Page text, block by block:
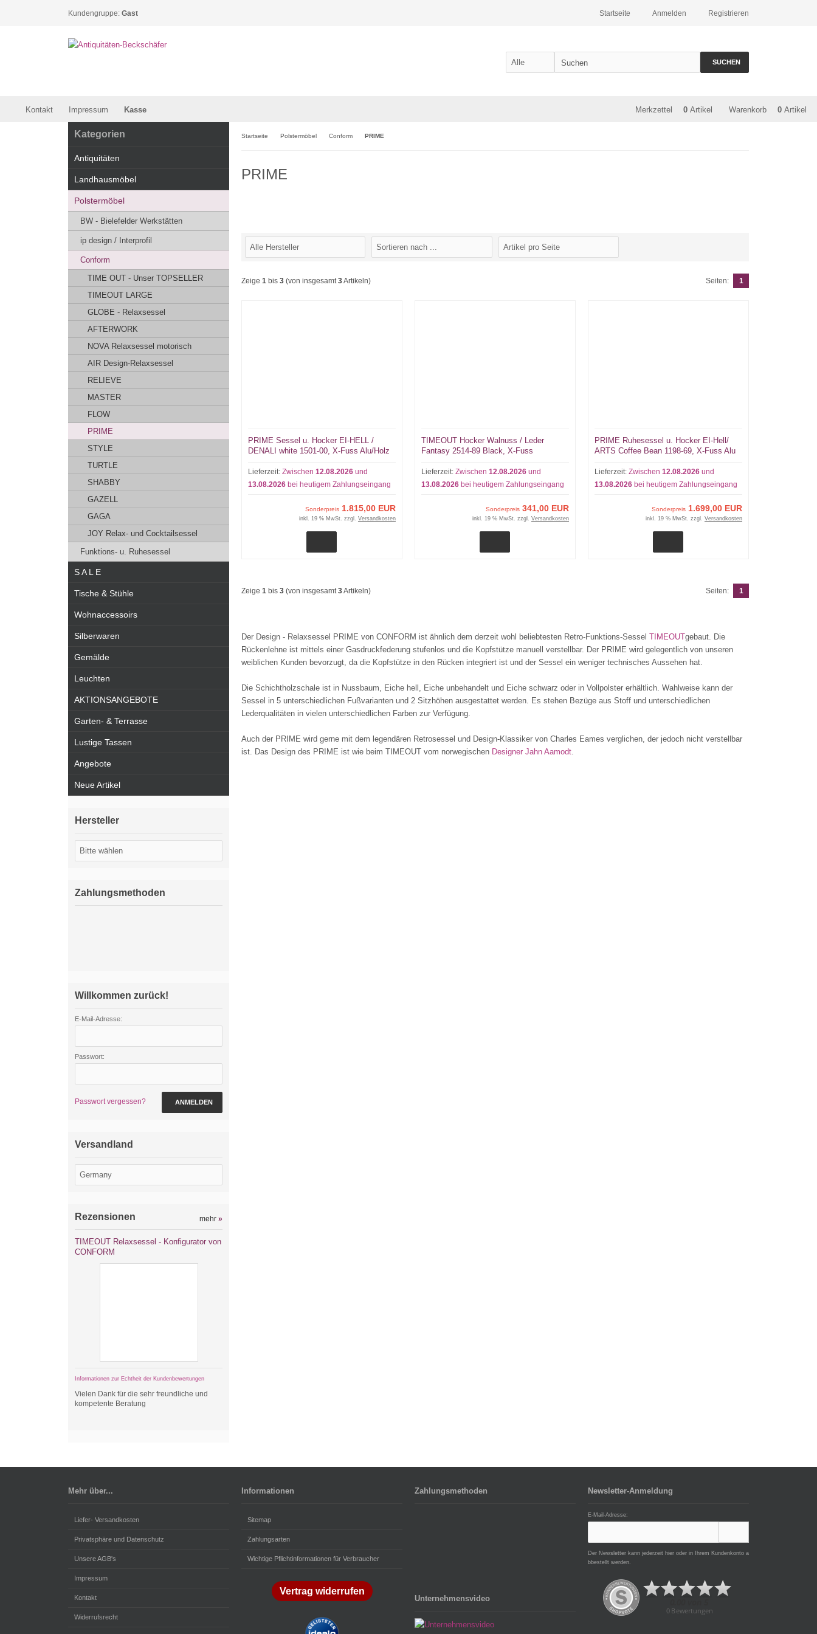
Kundengruppe: Gast Registrieren
Anmelden
Startseite
SUCHEN
Kontakt Impressum Kasse Warenkorb 0 Artikel
Merkzettel 0 Artikel
Startseite Polstermöbel Conform PRIME
PRIME
Zeige 1 bis 3 (von insgesamt3Artikeln) Seiten: 1
PRIME Sessel u. Hocker EI-HELL /
DENALI white 1501-00, X-Fuss Alu/Holz
Lieferzeit: Zwischen 12.08.2026 und
13.08.2026 bei heutigem Zahlungseingang
Sonderpreis 1.815,00 EUR
inkl. 19 % MwSt. zzgl. Versandkosten
TIMEOUT Hocker Walnuss / Leder
Fantasy 2514-89 Black, X-Fuss
Lieferzeit: Zwischen 12.08.2026und
13.08.2026bei heutigem Zahlungseingang
Sonderpreis 341,00 EUR
inkl. 19 % MwSt. zzgl. Versandkosten
PRIME Ruhesessel u. Hocker EI-Hell/
ARTS Coffee Bean 1198-69, X-Fuss Alu
Lieferzeit: Zwischen 12.08.2026und
13.08.2026bei heutigem Zahlungseingang
Sonderpreis 1.699,00 EUR
inkl. 19 % MwSt. zzgl. Versandkosten
Zeige 1 bis 3 (von insgesamt 3Artikeln) Seiten: 1
Der Design - Relaxsessel PRIME von CONFORM ist ähnlich dem derzeit wohl beliebtesten Retro-Funktions-Sessel TIMEOUTgebaut. Die
Rückenlehne ist mittels einer Gasdruckfederung stufenlos und die Kopfstütze manuell verstellbar. Der PRIME wird gelegentlich von unseren
weiblichen Kunden bevorzugt, da die Kopfstütze in den Rücken integriert ist und der Sessel ein weniger technisches Aussehen hat.
Die Schichtholzschale ist in Nussbaum, Eiche hell, Eiche unbehandelt und Eiche schwarz oder in Vollpolster erhältlich. Wahlweise kann der
Sessel in 5 unterschiedlichen Fußvarianten und 2 Sitzhöhen ausgestattet werden. Es stehen Bezüge aus Stoff und unterschiedlichen
Lederqualitäten in vielen unterschiedlichen Farben zur Verfügung.
Auch der PRIME wird gerne mit dem legendären Retrosessel und Design-Klassiker von Charles Eames verglichen, der jedoch nicht verstellbar
ist. Das Design des PRIME ist wie beim TIMEOUT vom norwegischen Designer Jahn Aamodt
Kategorien
Antiquitäten
Landhausmöbel
Polstermöbel
BW - Bielefelder Werkstätten
ip design / Interprofil
Conform
TIME OUT - Unser TOPSELLER
TIMEOUT LARGE
GLOBE - Relaxsessel
AFTERWORK
NOVA Relaxsessel motorisch
AIR Design-Relaxsessel
RELIEVE
MASTER
FLOW
PRIME
STYLE
TURTLE
SHABBY
GAZELL
GAGA
JOY Relax- und Cocktailsessel
Funktions- u. Ruhesessel
S A L E
Tische & Stühle
Wohnaccessoirs
Silberwaren
Gemälde
Leuchten
AKTIONSANGEBOTE
Garten- & Terrasse
Lustige Tassen
Angebote
Neue Artikel
Hersteller
Zahlungsmethoden
Willkommen zurück!
E-Mail-Adresse:
Passwort:
Passwort vergessen? ANMELDEN
Versandland
Rezensionen mehr »
TIMEOUT Relaxsessel - Konfigurator von
CONFORM
Informationen zur Echtheit der Kundenbewertungen
Vielen Dank für die sehr freundliche und
kompetente Beratung
Mehr über...
Liefer- Versandkosten
Privatsphäre und Datenschutz
Unsere AGB's
Impressum
Kontakt
Widerrufsrecht
Informationen
Sitemap
Zahlungsarten
Wichtige Pflichtinformationen für Verbraucher
Vertrag widerrufen
Zahlungsmethoden
Unternehmensvideo
Newsletter-Anmeldung
E-Mail-Adresse:
Der Newsletter kann jederzeit hier oder in Ihrem Kundenkonto a
bbestellt werden.